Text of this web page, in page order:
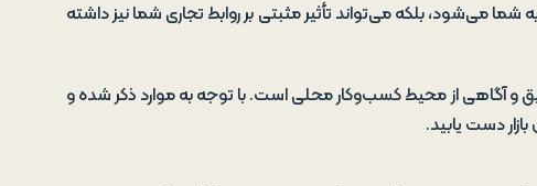
شما می‌شود، بلکه می‌تواند تأثیر مثبتی بر روابط تجاری شما نیز داشته
و آگاهی از محیط کسب‌وکار محلی است. با توجه به موارد ذکر شده و
دست یابید.